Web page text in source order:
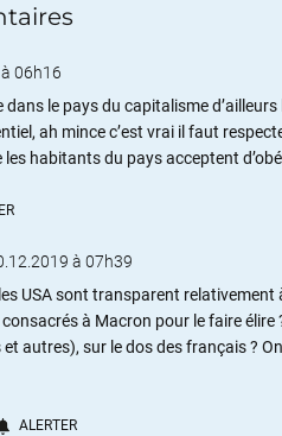
06h16
le pays du capitalisme
ah mince c’est vrai il faut
habitants du pays acceptent
à 07h39
USA sont transparent relativement
à Macron pour le faire
autres), sur le dos des français ?
ALERTER